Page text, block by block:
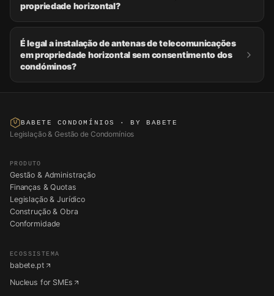
propriedade horizontal?
É legal a instalação de antenas de telecomunicações
em propriedade horizontal sem consentimento dos
condóminos?
BABETE CONDOMÍNIOS · BY BABETE
Legislação & Gestão de Condomínios
PRODUTO
Gestão & Administração
Finanças & Quotas
Legislação & Jurídico
Construção & Obra
Conformidade
ECOSSISTEMA
babete.pt
Nucleus for SMEs